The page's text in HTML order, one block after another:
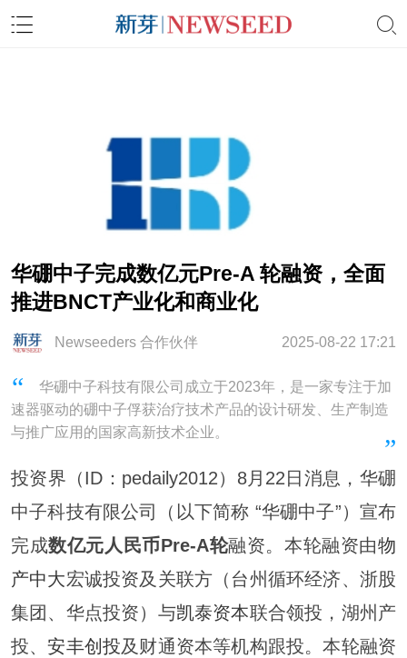
华硼中子完成数亿元Pre-A 轮融资，全面
推进BNCT产业化和商业化
2025-08-22 17:21
Newseeders 合作伙伴
华硼中子科技有限公司成立于2023年，是一家专注于加
速器驱动的硼中子俘获治疗技术产品的设计研发、生产制造
与推广应用的国家高新技术企业。
投资界（ID：pedaily2012）8月22日消息，华硼
中子科技有限公司（以下简称 “华硼中子”）宣布
完成数亿元人民币Pre-A轮融资。本轮融资由物
产中大宏诚投资及关联方（台州循环经济、浙股
集团、华点投资）与凯泰资本联合领投，湖州产
投、安丰创投及财通资本等机构跟投。本轮融资